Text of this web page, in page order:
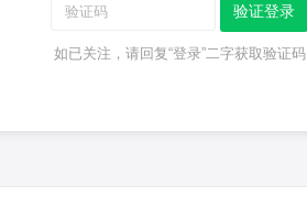
验证登录
如已关注，请回复“登录”二字获取验证码